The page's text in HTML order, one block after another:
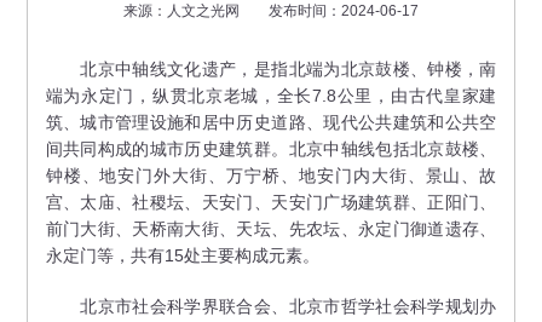
社科讲堂
科普活动
来源：人文之光网 发布时间：2024-06-17
北京中轴线文化遗产，是指北端为北京鼓楼、钟楼，南
端为永定门，纵贯北京老城，全长7.8公里，由古代皇家建
筑、城市管理设施和居中历史道路、现代公共建筑和公共空
间共同构成的城市历史建筑群。北京中轴线包括北京鼓楼、
钟楼、地安门外大街、万宁桥、地安门内大街、景山、故
宫、太庙、社稷坛、天安门、天安门广场建筑群、正阳门、
前门大街、天桥南大街、天坛、先农坛、永定门御道遗存、
永定门等，共有15处主要构成元素。
北京市社会科学界联合会、北京市哲学社会科学规划办